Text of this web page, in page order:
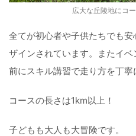
広大な丘陵地にコ
全てが初心者や子供たちでも
ザインされています。またイ
前にスキル講習で走り方を丁寧
コースの長さは1km以上！
子どもも大人も大冒険です。